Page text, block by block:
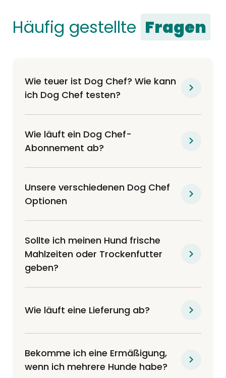
Häufig gestellte Fragen
Wie teuer ist Dog Chef? Wie kann
ich Dog Chef testen?
Wie läuft ein Dog Chef-
Abonnement ab?
Unsere verschiedenen Dog Chef
Optionen
Sollte ich meinen Hund frische
Mahlzeiten oder Trockenfutter
geben?
Wie läuft eine Lieferung ab?
Bekomme ich eine Ermäßigung,
wenn ich mehrere Hunde habe?